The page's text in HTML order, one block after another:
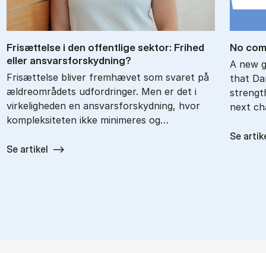
Fri­sæt­tel­se i den of­fent­li­ge sek­tor: Fri­hed
el­ler an­svars­for­skyd­ning?
Frisættelse bliver fremhævet som svaret på
ældreområdets udfordringer. Men er det i
virkeligheden en ansvarsforskydning, hvor
kompleksiteten ikke minimeres og…
Se artikel
No
A new
that
next
Se